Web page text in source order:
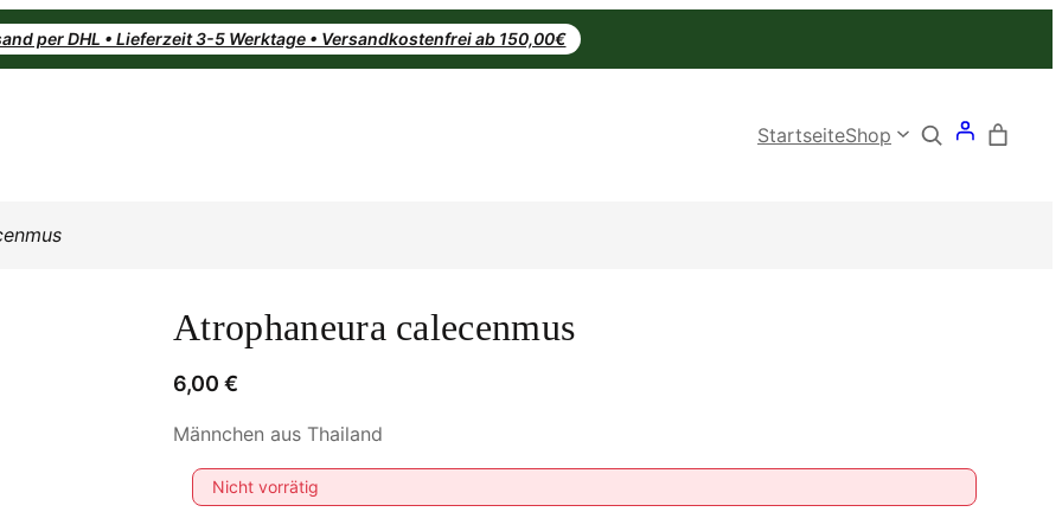
per DHL • Lieferzeit 3-5 Werktage • Versandkostenfrei ab 150,00€
StartseiteShop Search
Atrophaneura calecenmus
6,00 €
Männchen aus Thailand
Nicht vorrätig